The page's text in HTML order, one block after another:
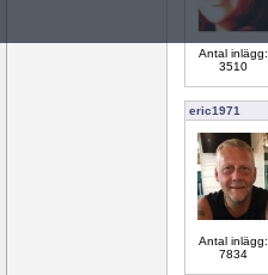
Antal inlägg:
3510
eric1971
Antal inlägg:
7834